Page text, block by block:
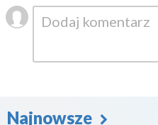
Najnowsze